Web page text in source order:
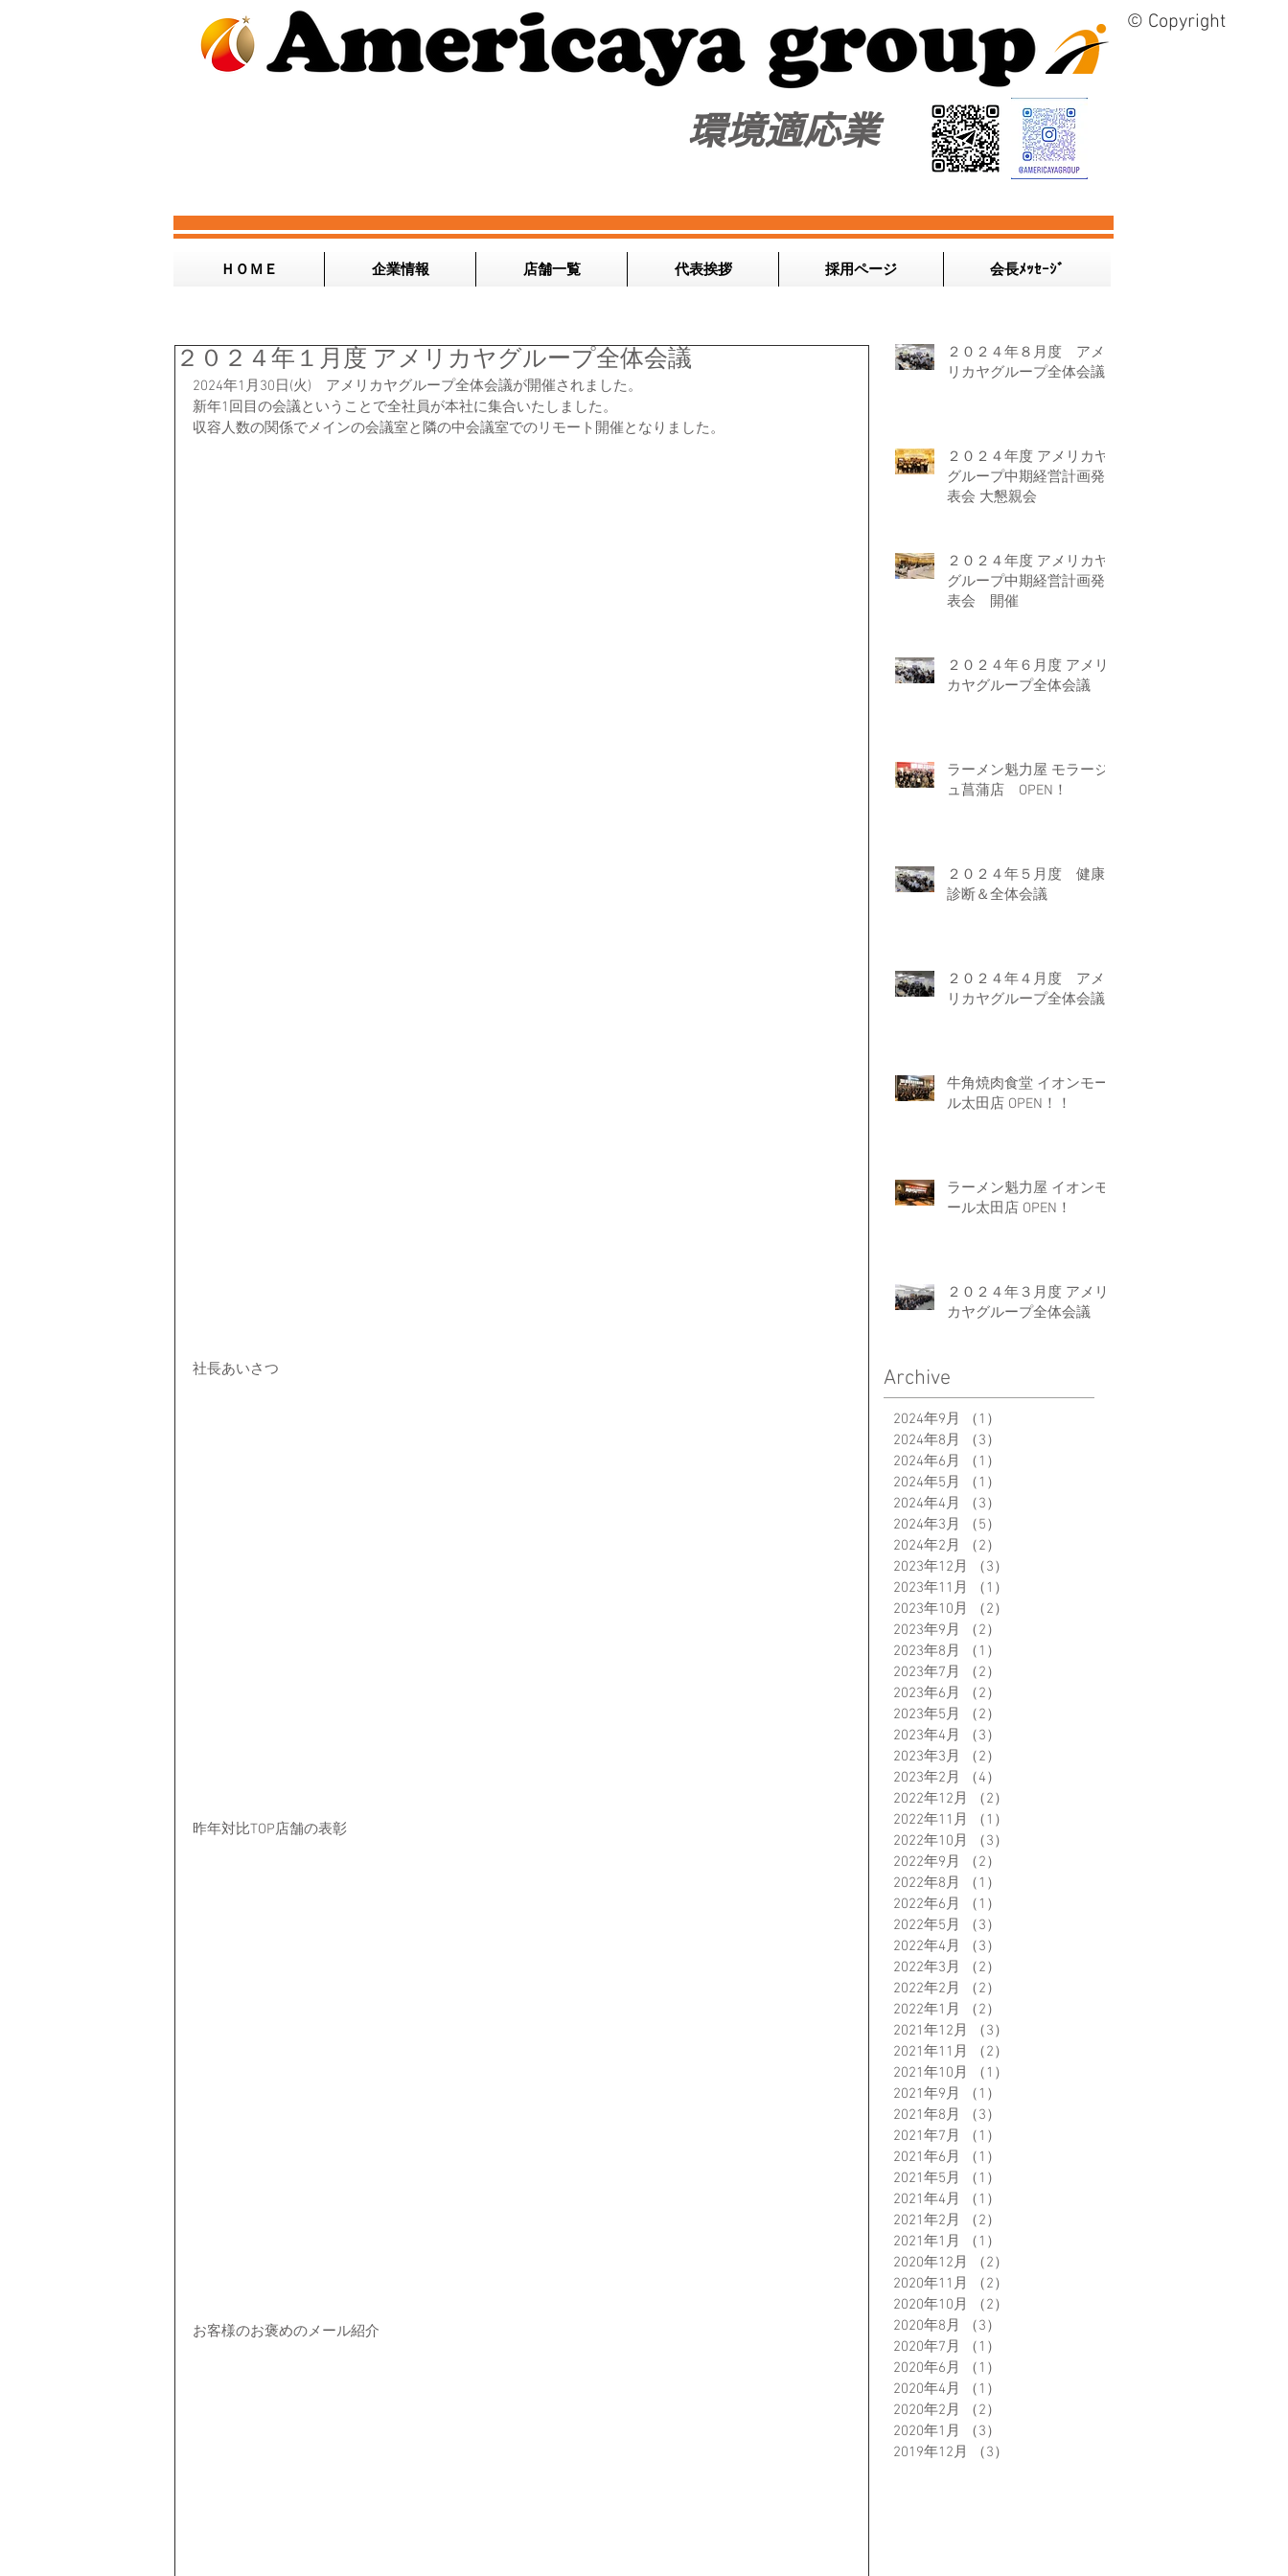
© Copyright
​環境適応業
ＨＯＭＥ 企業情報 店舗一覧 代表挨拶 採用ページ 会長ﾒｯｾｰｼﾞ
２０２４年１月度 アメリカヤグループ全体会議
2024年1月30日(火)　アメリカヤグループ全体会議が開催されました。
新年1回目の会議ということで全社員が本社に集合いたしました。
収容人数の関係でメインの会議室と隣の中会議室でのリモート開催となりました。
社長あいさつ
昨年対比TOP店舗の表彰
お客様のお褒めのメール紹介
２０２４年８月度 アメ
リカヤグループ全体会議
２０２４年度 アメリカヤ
グループ中期経営計画発
表会 大懇親会
２０２４年度 アメリカヤ
グループ中期経営計画発
表会 開催
２０２４年６月度 アメリ
カヤグループ全体会議
ラーメン魁力屋 モラージ
ュ菖蒲店 OPEN！
２０２４年５月度 健康
診断＆全体会議
２０２４年４月度 アメ
リカヤグループ全体会議
牛角焼肉食堂 イオンモー
ル太田店 OPEN！！
ラーメン魁力屋 イオンモ
ール太田店 OPEN！
２０２４年３月度 アメリ
カヤグループ全体会議
Archive
2024年9月 （1）
2024年8月
（3）
2024年6月
（1）
2024年5月
（1）
2024年4月
（3）
2024年3月
（5）
2024年2月
（2）
2023年12月
（3）
2023年11月
（1）
2023年10月
（2）
2023年9月
（2）
2023年8月
（1）
2023年7月
（2）
2023年6月
（2）
2023年5月
（2）
2023年4月
（3）
2023年3月
（2）
2023年2月
（4）
2022年12月
（2）
2022年11月
（1）
2022年10月
（3）
2022年9月
（2）
2022年8月
（1）
2022年6月
（1）
2022年5月
（3）
2022年4月
（3）
2022年3月
（2）
2022年2月
（2）
2022年1月
（2）
2021年12月
（3）
2021年11月
（2）
2021年10月
（1）
2021年9月
（1）
2021年8月
（3）
2021年7月
（1）
2021年6月
（1）
2021年5月
（1）
2021年4月
（1）
2021年2月
（2）
2021年1月
（1）
2020年12月
（2）
2020年11月
（2）
2020年10月
（2）
2020年8月
（3）
2020年7月
（1）
2020年6月
（1）
2020年4月
（1）
2020年2月
（2）
2020年1月
（3）
2019年12月
（3）